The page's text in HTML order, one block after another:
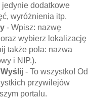
jedynie dodatkowe
wyróżnienia itp.
- Wpisz: nazwę
wybierz lokalizację
także pola: nazwa
i NIP.).
- To wszystko! Od
przywilejów
portalu.